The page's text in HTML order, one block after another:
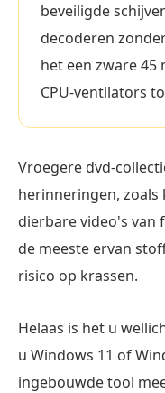
beveiligde
decoderen
het een zware
CPU-ventilators
Vroegere dvd-
herinneringen, zoals
dierbare video's van
de meeste ervan
risico op krassen.
Helaas is het u
u Windows 11 of
ingebouwde tool